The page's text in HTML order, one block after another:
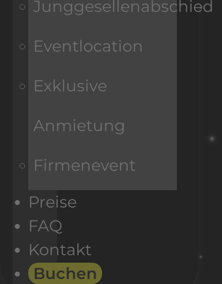
Junggesellenabschied
Eventlocation
Exklusive
Anmietung
Firmenevent
Preise
FAQ
Kontakt
Buchen